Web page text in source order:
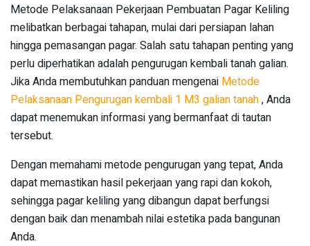
Metode Pelaksanaan Pekerjaan Pembuatan Pagar Keliling
melibatkan berbagai tahapan, mulai dari persiapan lahan
hingga pemasangan pagar. Salah satu tahapan penting yang
perlu diperhatikan adalah pengurugan kembali tanah galian.
Jika Anda membutuhkan panduan mengenai Metode
Pelaksanaan Pengurugan kembali 1 M3 galian tanah, Anda
dapat menemukan informasi yang bermanfaat di tautan
tersebut.
Dengan memahami metode pengurugan yang tepat, Anda
dapat memastikan hasil pekerjaan yang rapi dan kokoh,
sehingga pagar keliling yang dibangun dapat berfungsi
dengan baik dan menambah nilai estetika pada bangunan
Anda.